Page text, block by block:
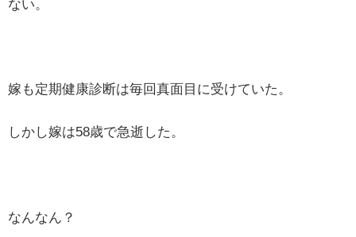
ない。
嫁も定期健康診断は毎回真面目に受けていた。
しかし嫁は58歳で急逝した。
なんなん？